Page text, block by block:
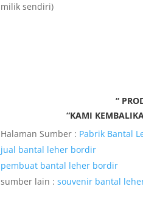
milik sendiri)
“
“KAMI
Halaman Sumber : Pabrik Bantal
jual bantal leher bordir
pembuat bantal leher bordir
sumber lain :souvenir bantal